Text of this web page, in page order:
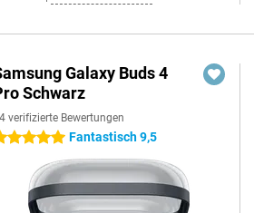
Galaxy Buds 4
Schwarz
verifizierte Bewertungen
Sterne Fantastisch 9,5